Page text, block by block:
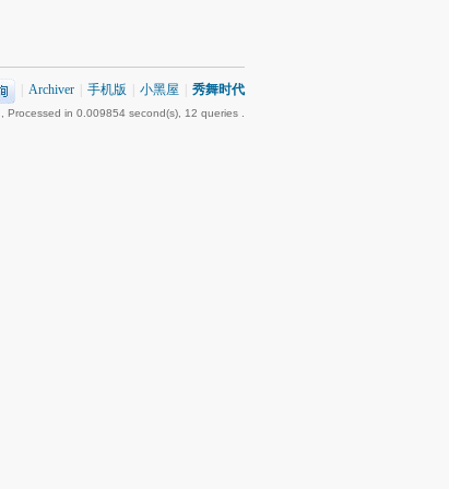
Archiver 手机版 小黑屋 秀舞时代
, Processed in 0.009854 second(s), 12 queries .